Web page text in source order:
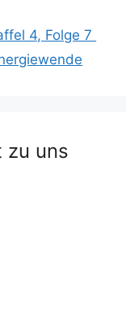
4, Folge 7
zu uns